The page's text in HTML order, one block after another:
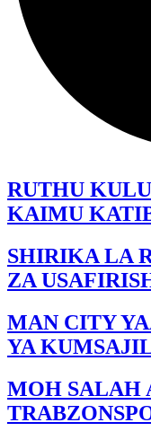
RUTHU
KAIMU
SHIRIKA LA
ZA
MAN CITY
YA
MOH SALAH